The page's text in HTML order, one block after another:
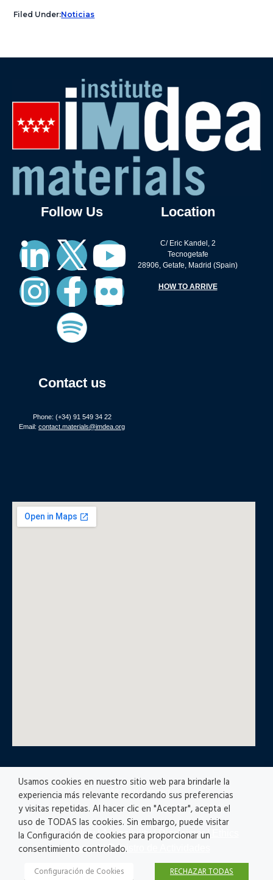
Filed Under:Noticias
Follow Us
Contact us
Phone: (+34) 91 549 34 22
Email: contact.materials@imdea.org
Location
C/ Eric Kandel, 2
Tecnogetafe
28906, Getafe, Madrid (Spain)
HOW TO ARRIVE
© All rights reserved
Privacy policy |Accesibility|Disclaimer |
Channel|Registro de Actividades
Usamos cookies en nuestro sitio web para brindarle la
experiencia más relevante recordando sus preferencias
y visitas repetidas. Al hacer clic en "Aceptar", acepta el
uso de TODAS las cookies. Sin embargo, puede visitar
la Configuración de cookies para proporcionar un
consentimiento controlado.
Configuración de Cookies RECHAZAR TODAS